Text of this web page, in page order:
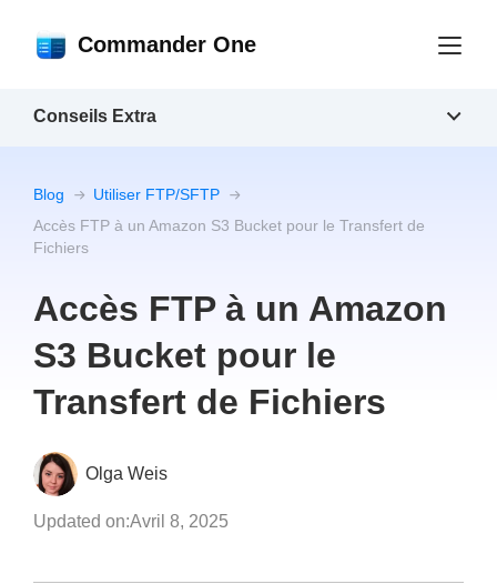
Commander One
Blog
Utiliser FTP/SFTP
Accès FTP à un Amazon S3 Bucket pour le Transfert de
Fichiers
Accès FTP à un Amazon
S3 Bucket pour le
Transfert de Fichiers
Olga Weis
Updated on:Avril 8, 2025
Conseils Extra